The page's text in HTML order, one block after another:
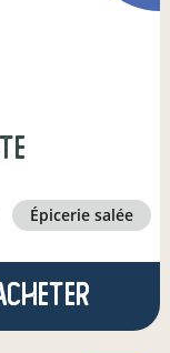
épicerie salée